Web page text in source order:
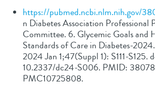
https://pubmed.ncbi.nlm.nih.gov/
n Diabetes Association Professional
Committee. 6. Glycemic Goals and
Standards of Care in Diabetes-
2024 Jan 1;47(Suppl 1): S111-S125.
10.2337/dc24-S006. PMID:
PMC10725808.